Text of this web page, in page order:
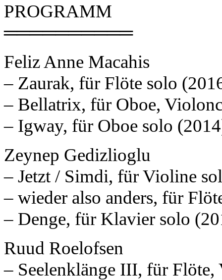
PROGRAMM
══════════
Feliz Anne Macahis
– Zaurak, für Flöte solo
– Bellatrix, für Oboe,
– Igway, für Oboe solo
Zeynep Gedizlioglu
– Jetzt / Simdi, für Violine
– wieder also anders, für
– Denge, für Klavier solo
Ruud Roelofsen
– Seelenklänge III, für